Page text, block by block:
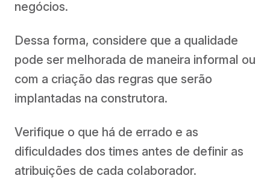
negócios.
Dessa forma, considere que a qualidade
pode ser melhorada de maneira informal ou
com a criação das regras que serão
implantadas na construtora.
Verifique o que há de errado e as
dificuldades dos times antes de definir as
atribuições de cada colaborador.